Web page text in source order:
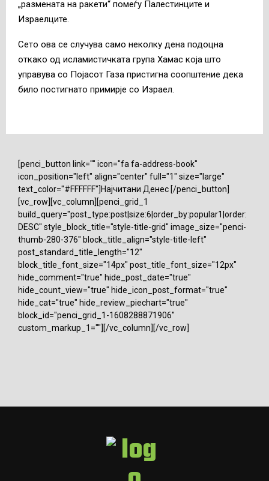
„размената на ракети“ помеѓу Палестинците и
Израелците.
Сето ова се случува само неколку дена подоцна
откако од исламистичката група Хамас која што
управува со Појасот Газа пристигна соопштение дека
било постигнато примирје со Израел.
[penci_button link="" icon="fa fa-address-book"
icon_position="left" align="center" full="1" size="large"
text_color="#FFFFFF"]Најчитани Денес [/penci_button]
[vc_row][vc_column][penci_grid_1
build_query="post_type:post|size:6|order_by:popular1|order:
DESC" style_block_title="style-title-grid" image_size="penci-
thumb-280-376" block_title_align="style-title-left"
post_standard_title_length="12"
block_title_font_size="14px" post_title_font_size="12px"
hide_comment="true" hide_post_date="true"
hide_count_view="true" hide_icon_post_format="true"
hide_cat="true" hide_review_piechart="true"
block_id="penci_grid_1-1608288871906"
custom_markup_1=""][/vc_column][/vc_row]